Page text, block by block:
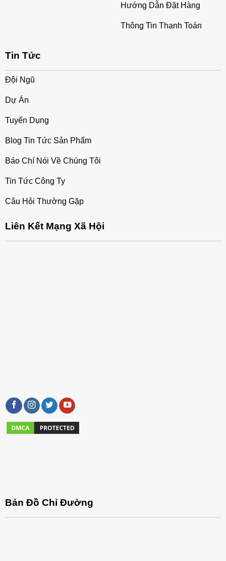
Hướng Dẫn Đặt Hàng
Thông Tin Thanh Toán
Tin Tức
Đội Ngũ
Dự Án
Tuyển Dụng
Blog Tin Tức Sản Phẩm
Báo Chí Nói Về Chúng Tôi
Tin Tức Công Ty
Câu Hỏi Thường Gặp
Liên Kết Mạng Xã Hội
Bản Đồ Chỉ Đường